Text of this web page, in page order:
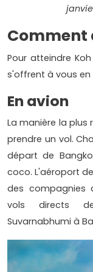
Comment
Pour atteindre
s'offrent à vous
En avion
La manière la plus
prendre un vol.
départ de
coco. L'aéroport
des compagnies
vols directs
Suvarnabhumi à